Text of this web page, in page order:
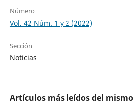
Número
Vol. 42 Núm. 1 y 2 (2022)
Sección
Noticias
Artículos más leídos del